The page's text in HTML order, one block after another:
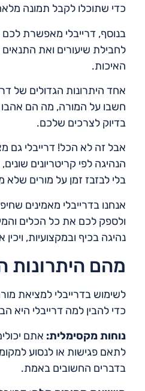
כדי שתוכלו לקבל תמונה
בנוסף, דרייבלי מאפשרת לכם
לחבילת שיעורים ואת
האיכות.
אחד היתרונות הגדולים של
חשבו על המורה, מה הם אהבו
בדיוק לצרכים שלכם.
אבל זה לא הכל! דרייבלי גם
הנהיגה לפי קריטריונים
בלי לבזבז זמן על מורים
אנחנו בדרייבלי מאמינים
ולספק לכם את כל הכלים
נהיגה בכיף ובמקצועיות,
מהם היתרונות
לשימוש בדרייבלי למציאת
כדי להבין למה דרייבלי היא
נוחות מקסימלית: אתם
לתאם פגישות או לנסוע
בדברים החשובים באמת.